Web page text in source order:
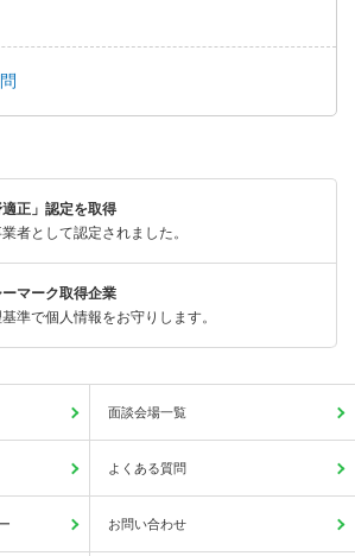
適正」認定を取得
者として認定されました。
マーク取得企業
準で個人情報をお守りします。
面談会場一覧
よくある質問
お問い合わせ